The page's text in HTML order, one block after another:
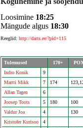
Loosimine 18:25
Mängude algus 18:30
Reeglid: http://darts.ee/?pid=115
Tulemused 170+
Indro Konik
9
Martti Mikk
7 174
Allan Tagen
6
Joosep Toots
5 180
100
Valdur Joa
4
130
Kristofer Kurisoo
4